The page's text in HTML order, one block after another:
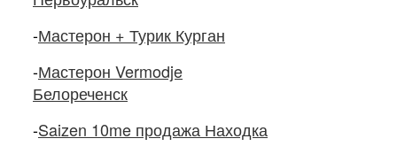
-Мастерон + Турик Курган
-Мастерон Vermodje
Белореченск
-Saizen 10me продажа Находка